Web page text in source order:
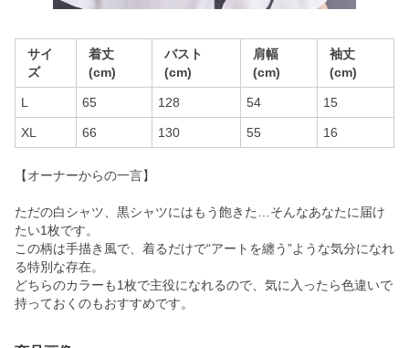
サイ
ズ
着丈
(cm)
バスト
(cm)
肩幅
(cm)
袖丈
(cm)
L 65 128 54 15
XL 66 130 55 16
【オーナーからの一言】
ただの白シャツ、黒シャツにはもう飽きた…そんなあなたに届け
たい1枚です。
この柄は手描き風で、着るだけで“アートを纏う”ような気分になれ
る特別な存在。
どちらのカラーも1枚で主役になれるので、気に入ったら色違いで
持っておくのもおすすめです。